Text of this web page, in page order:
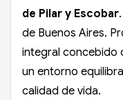
de Pilar y Escobar
de Buenos Aires.
integral concebido
un entorno
calidad de vida.